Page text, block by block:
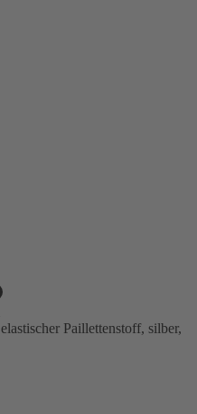
elastischer Paillettenstoff, silber,